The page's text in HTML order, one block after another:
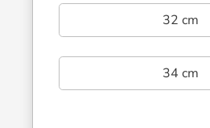
32 cm
34 cm